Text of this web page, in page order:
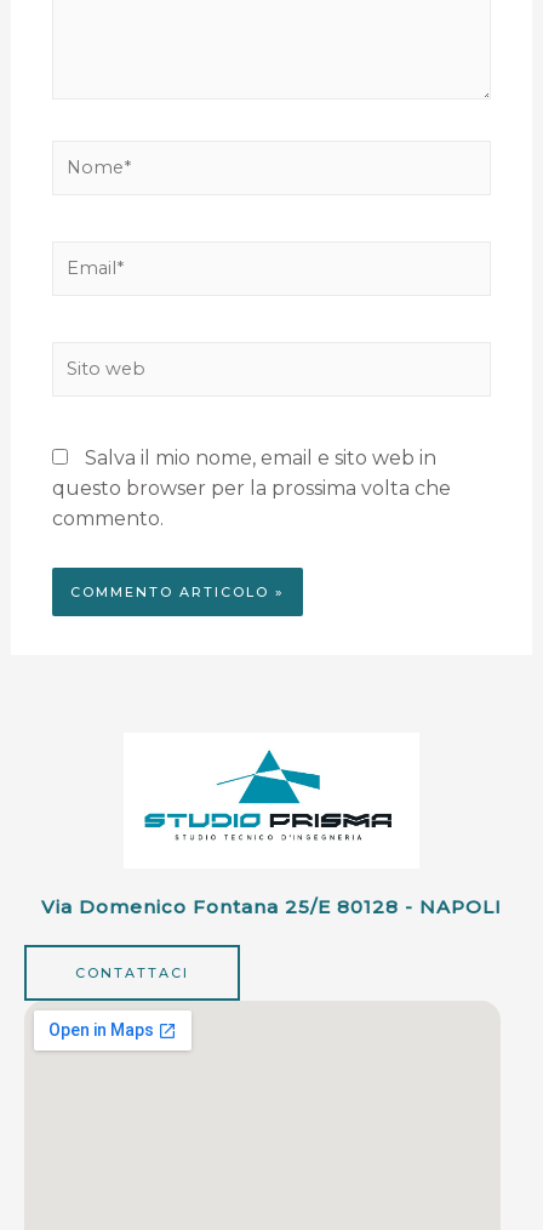
Salva il mio nome, email e sito web in
questo browser per la prossima volta che
commento.
Via Domenico Fontana 25/e 80128 - NAPOLI
CONTATTACI